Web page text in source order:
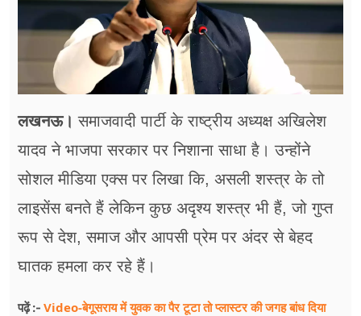
ब्‍यूटी
शिक्षा
अन्य खबरें
लखनऊ। समाजवादी पार्टी के राष्ट्रीय अध्यक्ष अखिलेश
यादव ने भाजपा सरकार पर निशाना साधा है। उन्होंने
सोशल मीडिया एक्स पर लिखा कि, असली शस्त्र के तो
लाइसेंस बनते हैं लेकिन कुछ अदृश्य शस्त्र भी हैं, जो गुप्त
रूप से देश, समाज और आपसी प्रेम पर अंदर से बेहद
घातक हमला कर रहे हैं।
पढ़ें :- Video-बेगूसराय में युवक का पैर टूटा तो प्लास्टर की जगह बांध दिया